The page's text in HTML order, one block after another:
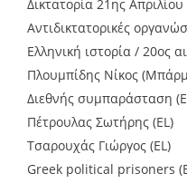
Δικτατορία 21ης
Αντιδικτατορικές
Ελληνική ιστορία / 20ος
Πλουμπίδης Νίκος
Διεθνής συμπαράσταση
Πέτρουλας Σωτήρης (EL)
Τσαρουχάς Γιώργος (EL)
Greek political prisoners